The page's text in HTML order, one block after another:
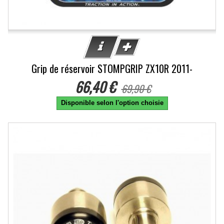
Grip de réservoir STOMPGRIP ZX10R 2011-
66,40 € 69,90 €
Disponible selon l'option choisie